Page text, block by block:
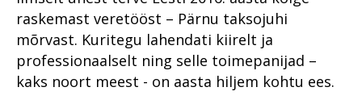
Im memoriam Alar Kirs
kriminaalmenetluses?
Tugevatoimelised uimastid
Vahistamine ja
konfiskeerimine
2021
Teekond prokuratuuris -
hakkajast praktikandist
kogemustega
ringkonnaprokuröriks.
Prokuratuuri infosüsteemi
uuendus PRIS3
Prokuratuuris töötamisest
raskemast veretööst – Pärnu taksojuhi
mõrvast. Kuritegu lahendati kiirelt ja
professionaalselt ning selle toimepanijad –
kaks noort meest - on aasta hiljem kohtu ees.